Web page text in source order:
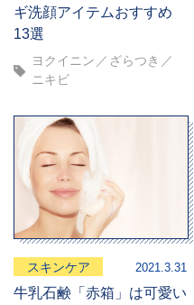
ギ洗顔アイテムおすすめ
13選
ヨクイニン
ざらつき
ニキビ
スキンケア 2021.3.31
牛乳石鹸「赤箱」は可愛い